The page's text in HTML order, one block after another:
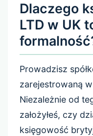
Dlaczego
LTD w UK
Prowadzisz
zarejestrowaną
Niezależnie od
założyłeś, czy
księgowość